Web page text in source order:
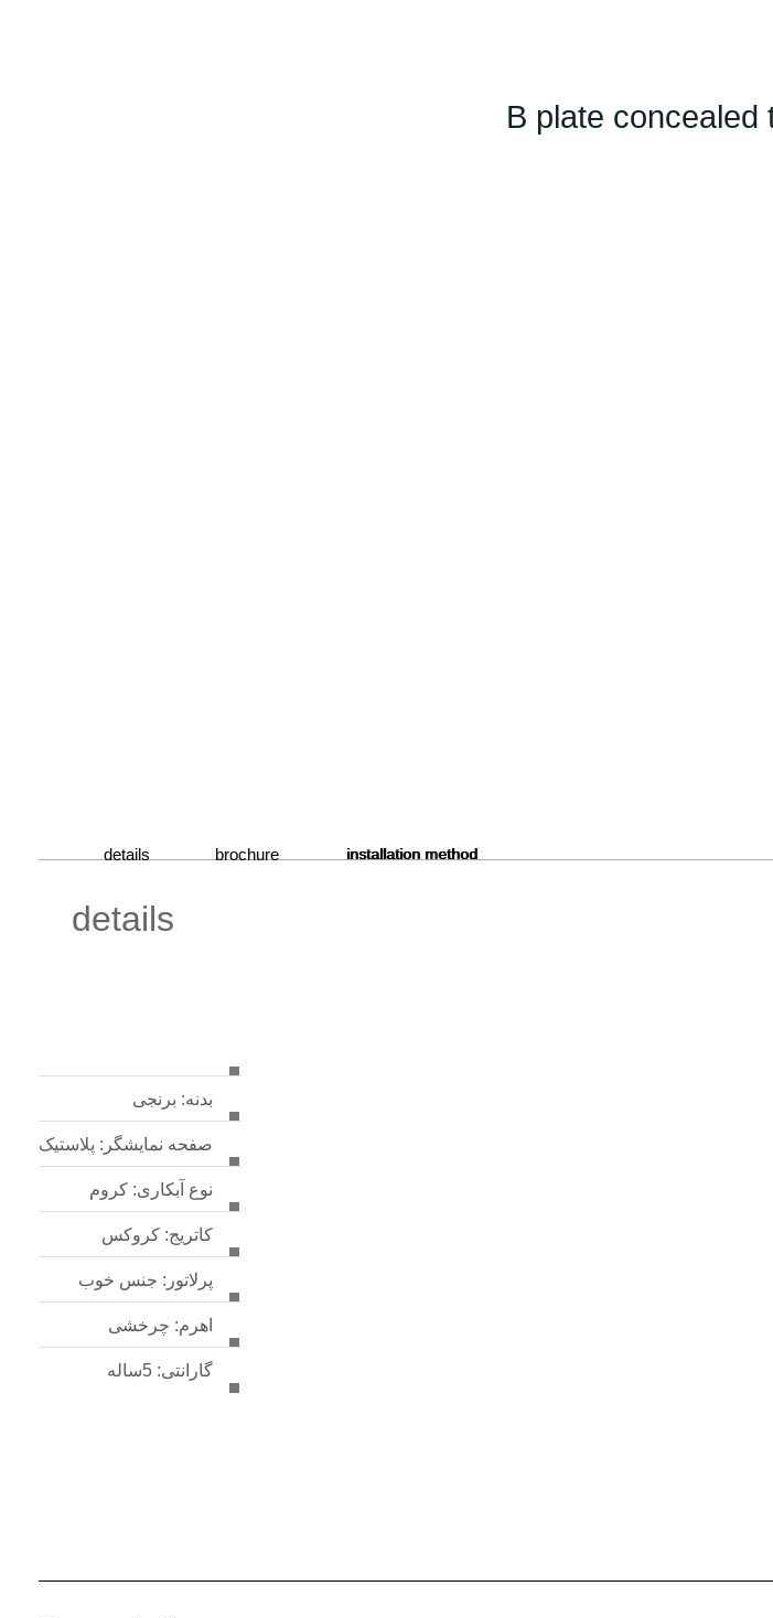
B plate concealed
installation method
brochure
details
details
بدنه: برنجی
صفحه نمایشگر: پلاستیک
نوع آبکاری: کروم
کاتریج: کروکس
پرلاتور: جنس خوب
اهرم: چرخشی
گارانتی: 5ساله